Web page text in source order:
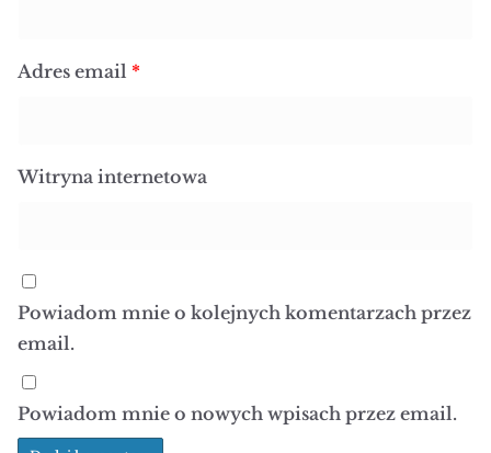
Adres email *
Witryna internetowa
Powiadom mnie o kolejnych komentarzach przez
email.
Powiadom mnie o nowych wpisach przez email.